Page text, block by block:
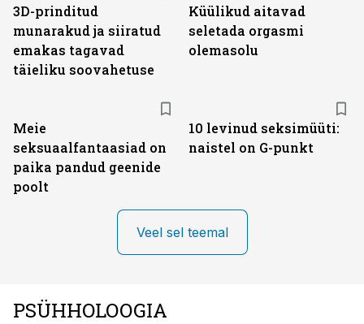
3D-prinditud
munarakud ja siiratud
emakas tagavad
täieliku soovahetuse
Küülikud aitavad
seletada orgasmi
olemasolu
Meie
seksuaalfantaasiad on
paika pandud geenide
poolt
10 levinud seksimüüti:
naistel on G-punkt
Veel sel teemal
PSÜHHOLOOGIA